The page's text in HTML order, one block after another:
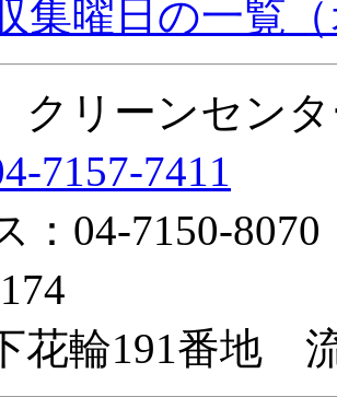
集曜日の一覧
リーンセン
7157-7411
：04-7150-8070
花輪191番地